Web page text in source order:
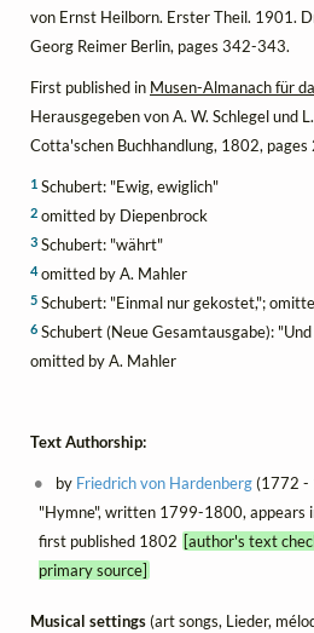
von Ernst Heilborn. Erster Theil. 1901.
Georg Reimer Berlin, pages 342-343.
First published in Musen-Almanach für
Herausgegeben von A. W. Schlegel und
Cotta'schen Buchhandlung, 1802,
1 Schubert: "Ewig, ewiglich"
2 omitted by Diepenbrock
3 Schubert: "währt"
4omitted by A. Mahler
5 Schubert: "Einmal nur gekostet,";
6 Schubert (Neue Gesamtausgabe):
omitted by A. Mahler
Text Authorship:
by Friedrich von Hardenberg(1772 -
"Hymne", written 1799-1800, appears
first published 1802 [author's text
primary source]
Musical settings(art songs, Lieder,